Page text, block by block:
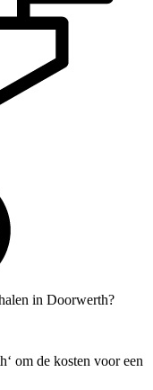
in Doorwerth?
om de kosten voor een